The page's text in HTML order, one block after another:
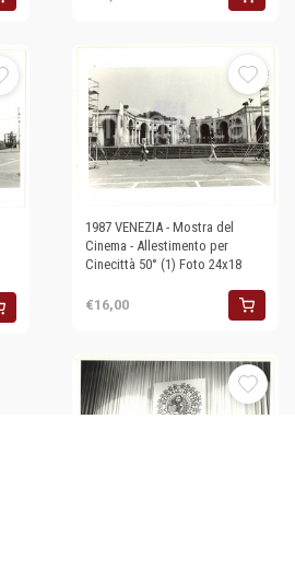
1987 VENEZIA - Mostra del
Cinema - Allestimento per
Cinecittà 50° (1) Foto 24x18
€16,00